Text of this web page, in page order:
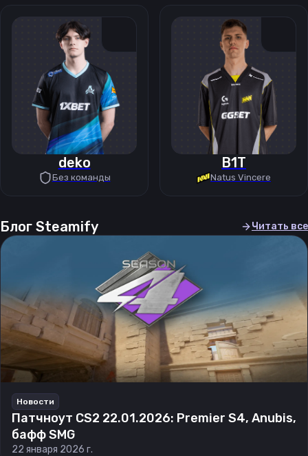
deko
Без команды
B1T
Natus Vincere
Блог Steamify Читать все
Новости
Патчноут CS2 22.01.2026: Premier S4, Anubis,
бафф SMG
22 января 2026 г.